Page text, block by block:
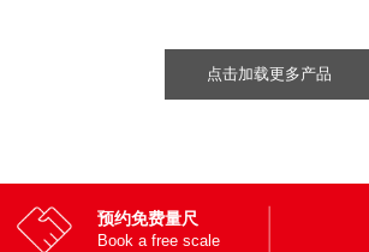
点击加载更多产品
预约免费量尺
Book a free scale